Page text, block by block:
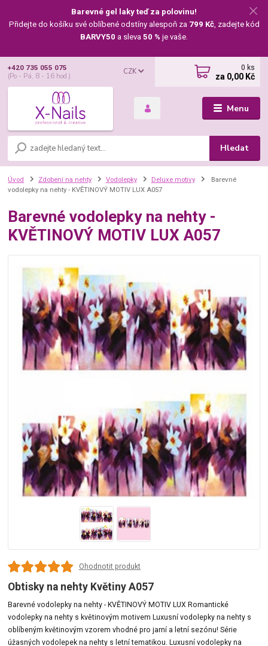
Barevné gel laky teď za polovinu!
Přidejte do košíku své oblíbené odstíny alespoň za 799 Kč, zadejte kód
BARVY50 a sleva 50 % je vaše.
Menu
CZK
Hledat
+420 735 055 075
(Po - Pá, 8 - 16 hod.)
0 ks
za 0,00 Kč
Úvod Zdobení na nehty Vodolepky Deluxe motivy
Barevné
vodolepky na nehty - KVĚTINOVÝ MOTIV LUX A057
Barevné vodolepky na nehty -
KVĚTINOVÝ MOTIV LUX A057
Ohodnotit produkt
Obtisky na nehty Květiny A057
Barevné vodolepky na nehty - KVĚTINOVÝ MOTIV LUX Romantické
vodolepky na nehty s květinovým motivem Luxusní vodolepky na nehty s
oblíbeným květinovým vzorem vhodné pro jarní a letní sezónu! Série
úžasných vodolepek na nehty s letní tematikou. Luxusní vodolepky na